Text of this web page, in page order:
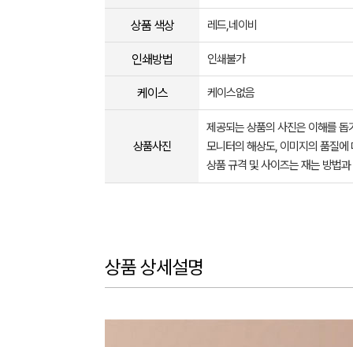
상품 색상 레드,네이비
인쇄방법 인쇄불가
케이스 케이스없음
상품사진
제공되는 상품의 사진은 이해를
모니터의 해상도, 이미지의 품질
상품 규격 및 사이즈는 재는 방법
상품 상세설명